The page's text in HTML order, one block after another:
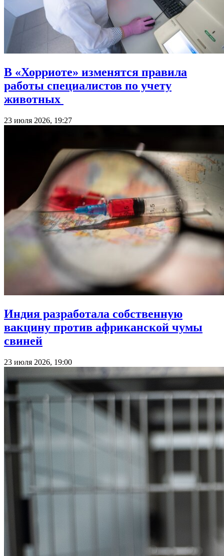
В «Хорриоте» изменятся правила
работы специалистов по учету
животных
23 июля 2026, 19:27
Индия разработала собственную
вакцину против африканской чумы
свиней
23 июля 2026, 19:00